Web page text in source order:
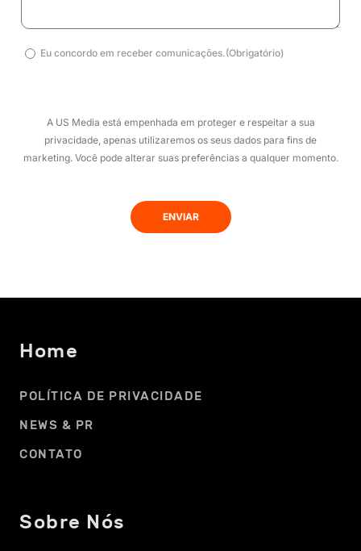
Eu
comunicações.
(Obrigatório)
(obrigatório)
Eu concordo em receber comunicações.(Obrigatório)
A US Media está empenhada em proteger e respeitar a sua
privacidade, apenas utilizaremos os seus dados para fins de
marketing. Você pode alterar suas preferências a qualquer momento.
Home
POLÍTICA DE PRIVACIDADE
NEWS & PR
CONTATO
Sobre Nós